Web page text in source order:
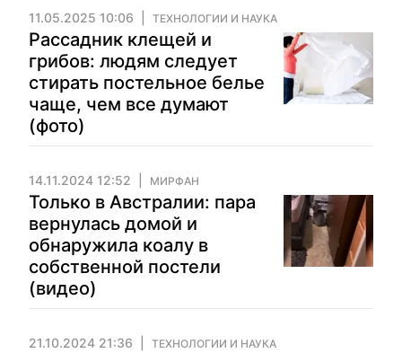
11.05.2025 10:06 ТЕХНОЛОГИИ И НАУКА
Рассадник клещей и
грибов: людям следует
стирать постельное белье
чаще, чем все думают
(фото)
14.11.2024 12:52 МИРФАН
Только в Австралии: пара
вернулась домой и
обнаружила коалу в
собственной постели
(видео)
21.10.2024 21:36 ТЕХНОЛОГИИ И НАУКА